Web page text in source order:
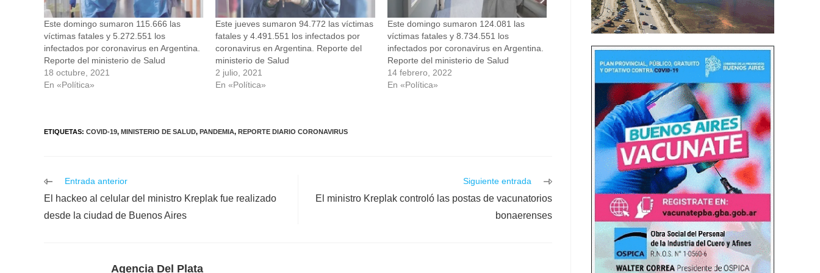
Este domingo sumaron 115.666 las
víctimas fatales y 5.272.551 los
infectados por coronavirus en Argentina.
Reporte del ministerio de Salud
18 octubre, 2021
En «Política»
Este jueves sumaron 94.772 las víctimas
fatales y 4.491.551 los infectados por
coronavirus en Argentina. Reporte del
ministerio de Salud
2 julio, 2021
En «Política»
Este domingo sumaron 124.081 las
víctimas fatales y 8.734.551 los
infectados por coronavirus en Argentina.
Reporte del ministerio de Salud
14 febrero, 2022
En «Política»
ETIQUETAS: COVID-19, MINISTERIO DE SALUD, PANDEMIA, REPORTE DIARIO CORONAVIRUS
Leer
artículos
Entrada anterior
El hackeo al celular del ministro Kreplak fue realizado
desde la ciudad de Buenos Aires
Siguiente entrada
El ministro Kreplak controló las postas de vacunatorios
bonaerenses
Agencia Del Plata